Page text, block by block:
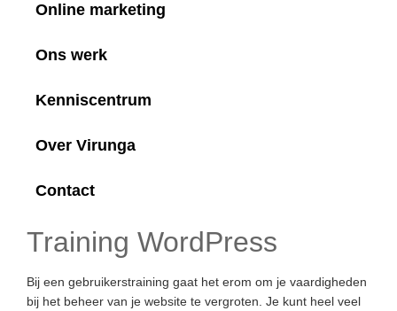
Online marketing
Ons werk
Kenniscentrum
Over Virunga
Contact
Training WordPress
Bij een gebruikerstraining gaat het erom om je vaardigheden
bij het beheer van je website te vergroten. Je kunt heel veel